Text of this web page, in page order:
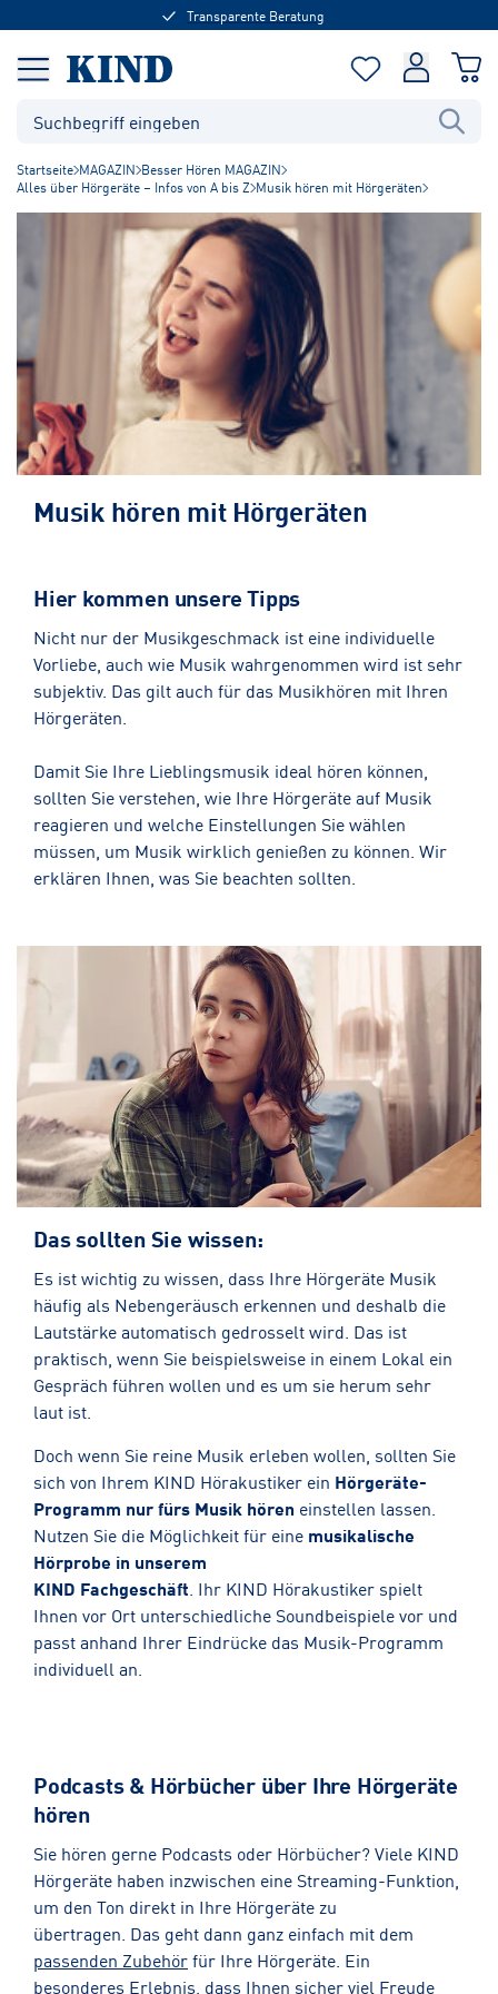
Transparente Beratung
Startseite MAGAZIN Besser Hören MAGAZIN
Alles über Hörgeräte – Infos von A bis Z Musik hören mit Hörgeräten
Musik hören mit Hörgeräten
Hier kommen unsere Tipps
Nicht nur der Musikgeschmack ist eine individuelle
Vorliebe, auch wie Musik wahrgenommen wird ist sehr
subjektiv. Das gilt auch für das Musikhören mit Ihren
Hörgeräten.
Damit Sie Ihre Lieblingsmusik ideal hören können,
sollten Sie verstehen, wie Ihre Hörgeräte auf Musik
reagieren und welche Einstellungen Sie wählen
müssen, um Musik wirklich genießen zu können. Wir
erklären Ihnen, was Sie beachten sollten.
Das sollten Sie wissen:
Es ist wichtig zu wissen, dass Ihre Hörgeräte Musik
häufig als Nebengeräusch erkennen und deshalb die
Lautstärke automatisch gedrosselt wird. Das ist
praktisch, wenn Sie beispielsweise in einem Lokal ein
Gespräch führen wollen und es um sie herum sehr
laut ist.
Doch wenn Sie reine Musik erleben wollen, sollten Sie
sich von Ihrem KIND Hörakustiker ein Hörgeräte-
Programm nur fürs Musik hören einstellen lassen.
Nutzen Sie die Möglichkeit für eine musikalische
Hörprobe in unserem
KIND Fachgeschäft . Ihr KIND Hörakustiker spielt
Ihnen vor Ort unterschiedliche Soundbeispiele vor und
passt anhand Ihrer Eindrücke das Musik-Programm
individuell an.
Podcasts & Hörbücher über Ihre Hörgeräte
hören
Sie hören gerne Podcasts oder Hörbücher? Viele KIND
Hörgeräte haben inzwischen eine Streaming-Funktion,
um den Ton direkt in Ihre Hörgeräte zu
übertragen. Das geht dann ganz einfach mit dem
passenden Zubehörfür Ihre Hörgeräte. Ein
besonderes Erlebnis, dass Ihnen sicher viel Freude